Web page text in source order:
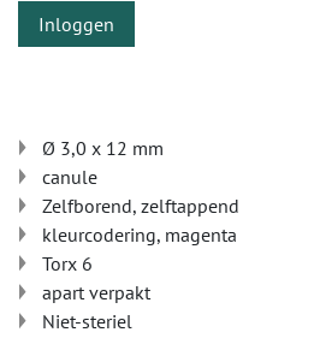
Inloggen
Ø 3,0 x 12 mm
canule
Zelfborend, zelftappend
kleurcodering, magenta
Torx 6
apart verpakt
Niet-steriel